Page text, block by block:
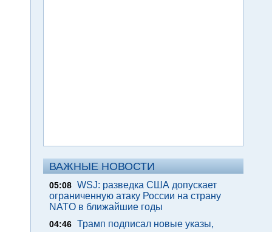
ВАЖНЫЕ НОВОСТИ
05:08 WSJ: разведка США допускает
ограниченную атаку России на страну
NATO в ближайшие годы
04:46 Трамп подписал новые указы,